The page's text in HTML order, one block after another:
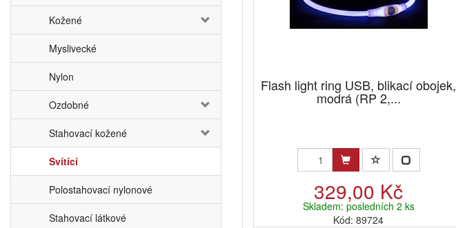
Kožené
Myslivecké
Nylon
Ozdobné
Stahovací kožené
Svítící
Polostahovací nylonové
Stahovací látkové
Flash light ring USB, blikací obojek,
modrá (RP 2,...
329,00 Kč
Skladem: posledních 2 ks
Kód: 89724